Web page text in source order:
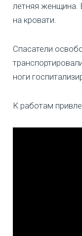
летняя женщина.
на кровати.
Спасатели
ноги
К работам